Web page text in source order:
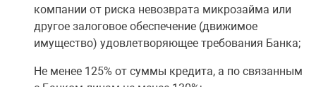
компании от риска невозврата микрозайма или
другое залоговое обеспечение (движимое
имущество) удовлетворяющее требования Банка;
Не менее 125% от суммы кредита, а по связанным